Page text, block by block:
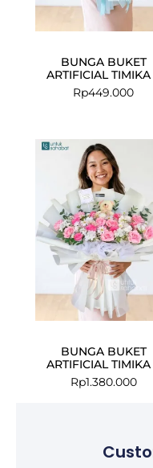
BUNGA BUKET
ARTIFICIAL TIMIKA
Rp449.000
BUNGA BUKET
ARTIFICIAL TIMIKA
Rp1.380.000